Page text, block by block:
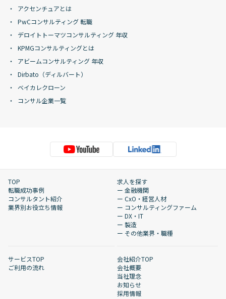
アクセンチュアとは
PwCコンサルティング 転職
デロイトトーマツコンサルティング 年収
KPMGコンサルティングとは
アビームコンサルティング 年収
Dirbato（ディルバート）
ベイカレクローン
コンサル企業一覧
TOP
転職成功事例
コンサルタント紹介
業界別お役立ち情報
求人を探す
ー 金融機関
ー CxO・経営人材
ー コンサルティングファーム
ー DX・IT
ー 製造
ー その他業界・職種
サービスTOP
ご利用の流れ
会社紹介TOP
会社概要
当社理念
お知らせ
採用情報